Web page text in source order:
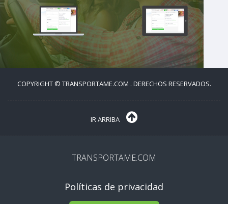
COPYRIGHT © TRANSPORTAME.COM . DERECHOS RESERVADOS.
IR ARRIBA
TRANSPORTAME.COM
Políticas de privacidad